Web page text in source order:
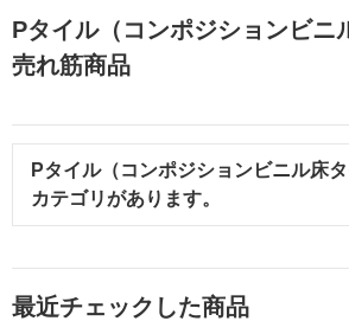
Pタイル（コンポジションビニ
売れ筋商品
Pタイル（コンポジションビニル床タ
カテゴリがあります。
最近チェックした商品